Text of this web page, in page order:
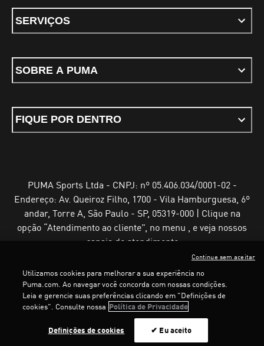
SERVIÇOS
SOBRE A PUMA
FIQUE POR DENTRO
PUMA Sports Ltda - CNPJ: nº 05.406.034/0001-02 -
Endereço: Av. Queiroz Filho, 1700 - Vila Hamburguesa, 6º
andar, Torre A, São Paulo - SP, 05319-000 | Clique na
opção “Atendimento ao cliente”, no menu , e veja nossos
canais de atendimento
Termos e Condições de UsoPolítica de Privacidade
Configurador de cookies
PUMA, 2025. Todos os direitos reservados
Utilizamos cookies para melhorar a sua experiência no
Puma.com. Ao navegar você concorda com nossas condições.
Leia e gerencie suas preferências clicando em "Definições de
cookies". Consulte nossa Política de Privacidade
Definições de cookies ✔ Eu aceito
Continue sem aceitar